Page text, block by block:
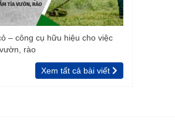
– công cụ hữu hiệu cho việc
rào
Xem tất cả bài viết